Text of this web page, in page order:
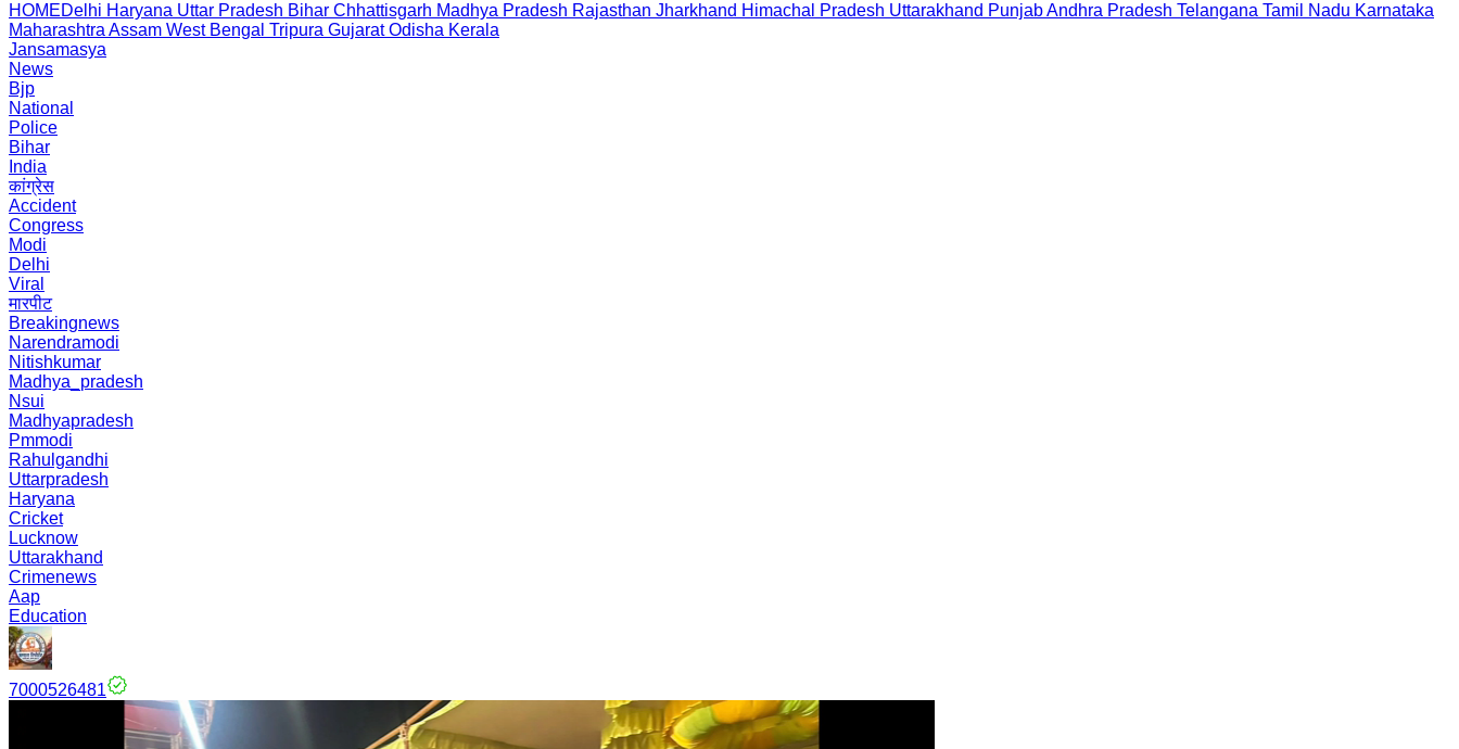
HOMEDelhi Haryana Uttar Pradesh Bihar Chhattisgarh Madhya Pradesh Rajasthan Jharkhand Himachal Pradesh Uttarakhand PunjabAndhra Pradesh Telangana Tamil Nadu Karnataka
Maharashtra Assam West Bengal Tripura Gujarat Odisha Kerala
Jansamasya
News
Bjp
National
Police
Bihar
India
कांग्रेस
Accident
Congress
Modi
Delhi
Viral
मारपीट
Breakingnews
Narendramodi
Nitishkumar
Madhya_pradesh
Nsui
Madhyapradesh
Pmmodi
Rahulgandhi
Uttarpradesh
Haryana
Cricket
Lucknow
Uttarakhand
Crimenews
Aap
Education
7000526481